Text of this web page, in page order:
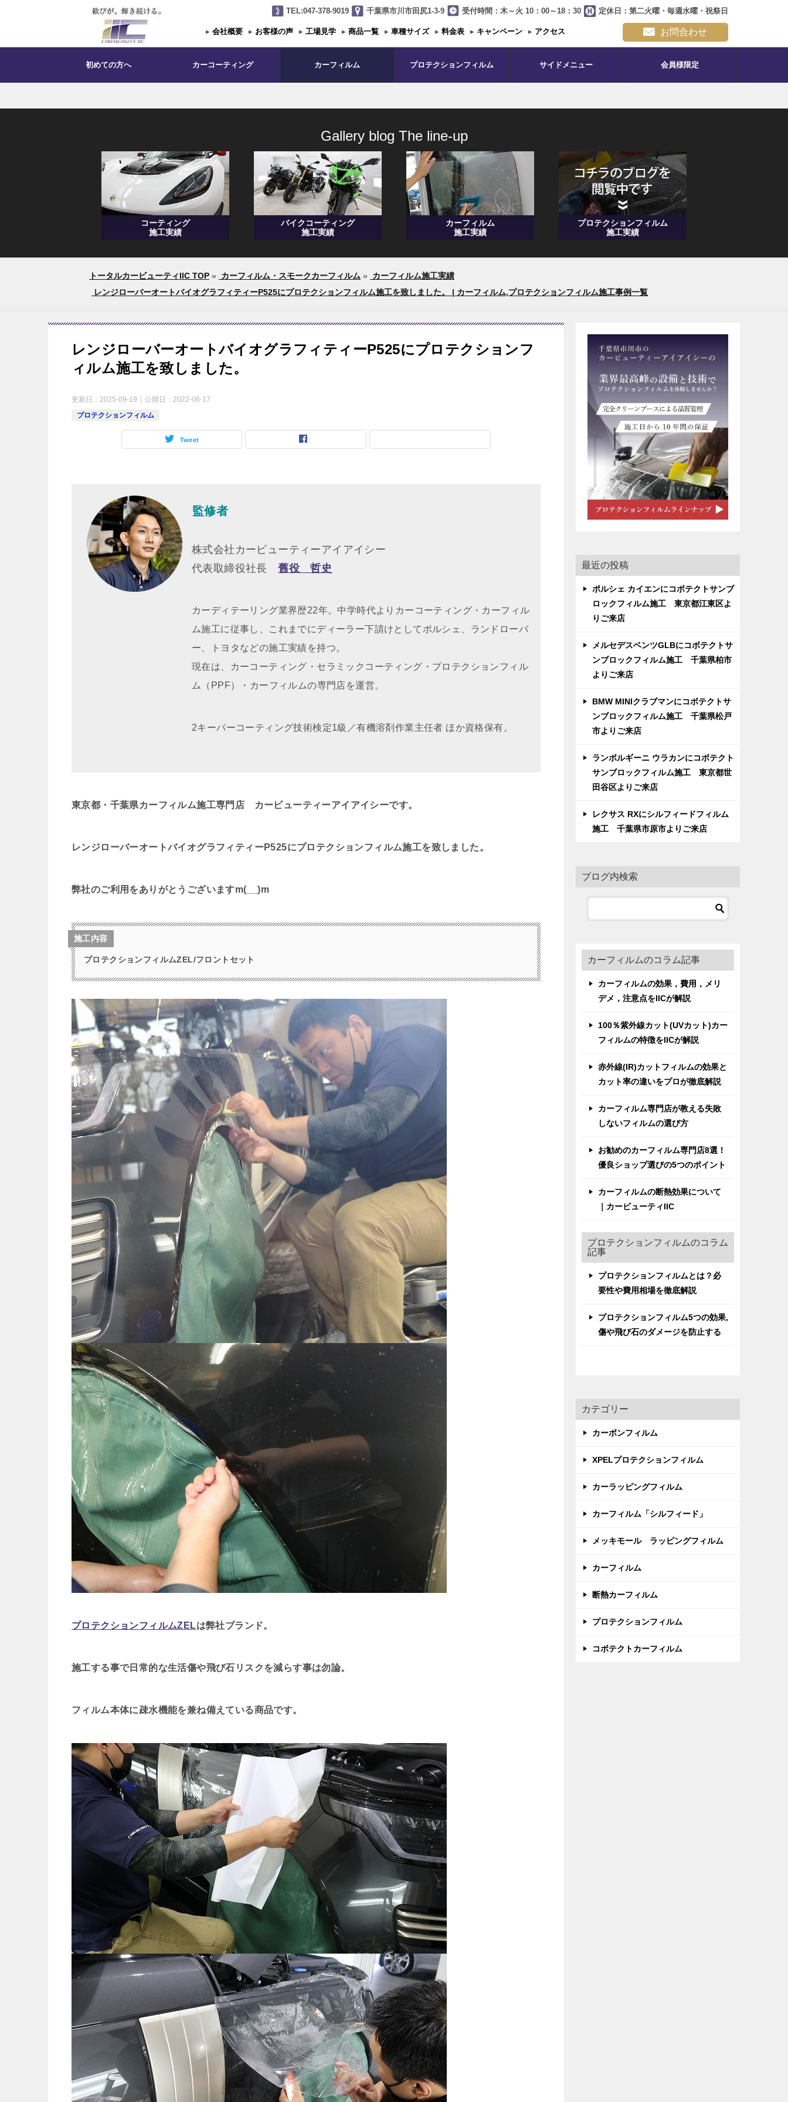
TEL:047-378-9019 千葉県市川市田尻1-3-9 受付時間：木～火 10：00～18：30 定休日：第二火曜・毎週水曜・祝祭日
▸ 会社概要 ▸ お客様の声 ▸ 工場見学 ▸ 商品一覧 ▸ 車種サイズ ▸ 料金表 ▸ キャンペーン ▸ アクセス お問合わせ
初めての方へ カーコーティング カーフィルム プロテクションフィルム サイドメニュー 会員様限定
Gallery blog The line-up
コーティング
施工実績
バイクコーティング
施工実績
カーフィルム
施工実績
プロテクションフィルム
施工実績
トータルカービューティIIC TOP » カーフィルム・スモークカーフィルム » カーフィルム施工実績
レンジローバーオートバイオグラフィティーP525にプロテクションフィルム施工を致しました。 | カーフィルム,プロテクションフィルム施工事例一覧
レンジローバーオートバイオグラフィティーP525にプロテクションフ
ィルム施工を致しました。
更新日： 2025-09-19 公開日： 2022-06-17
プロテクションフィルム
Tweet
監修者
株式会社カービューティーアイアイシー
代表取締役社長舊役 哲史
カーディテーリング業界歴22年。中学時代よりカーコーティング・カーフィル
ム施工に従事し、これまでにディーラー下請けとしてポルシェ、ランドローバ
ー、トヨタなどの施工実績を持つ。
現在は、カーコーティング・セラミックコーティング・プロテクションフィル
ム（PPF）・カーフィルムの専門店を運営。
2キーパーコーティング技術検定1級／有機溶剤作業主任者 ほか資格保有。
東京都・千葉県カーフィルム施工専門店 カービューティーアイアイシーです。
レンジローバーオートバイオグラフィティーP525にプロテクションフィルム施工を致しました。
弊社のご利用をありがとうございますm(__)m
施工内容
プロテクションフィルムZEL/フロントセット
プロテクションフィルムZELは弊社ブランド。
施工する事で日常的な生活傷や飛び石リスクを減らす事は勿論。
フィルム本体に疎水機能を兼ね備えている商品です。
最近の投稿
ポルシェ カイエンにコボテクトサンブ
ロックフィルム施工 東京都江東区よ
りご来店
メルセデスベンツGLBにコボテクトサ
ンブロックフィルム施工 千葉県柏市
よりご来店
BMW MINIクラブマンにコボテクトサ
ンブロックフィルム施工 千葉県松戸
市よりご来店
ランボルギーニ ウラカンにコボテクト
サンブロックフィルム施工 東京都世
田谷区よりご来店
レクサス RXにシルフィードフィルム
施工 千葉県市原市よりご来店
ブログ内検索
カーフィルムのコラム記事
カーフィルムの効果，費用，メリ
デメ，注意点をIICが解説
100％紫外線カット(UVカット)カー
フィルムの特徴をIICが解説
赤外線(IR)カットフィルムの効果と
カット率の違いをプロが徹底解説
カーフィルム専門店が教える失敗
しないフィルムの選び方
お勧めのカーフィルム専門店8選！
優良ショップ選びの5つのポイント
カーフィルムの断熱効果について
｜カービューティIIC
プロテクションフィルムのコラム
記事
プロテクションフィルムとは？必
要性や費用相場を徹底解説
プロテクションフィルム5つの効果,
傷や飛び石のダメージを防止する
カテゴリー
カーボンフィルム
XPELプロテクションフィルム
カーラッピングフィルム
カーフィルム「シルフィード」
メッキモール ラッピングフィルム
カーフィルム
断熱カーフィルム
プロテクションフィルム
コボテクトカーフィルム